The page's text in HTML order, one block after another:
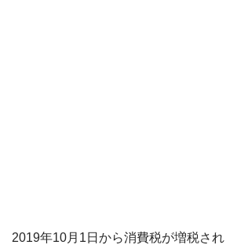
2019年10月1日から消費税が増税さ